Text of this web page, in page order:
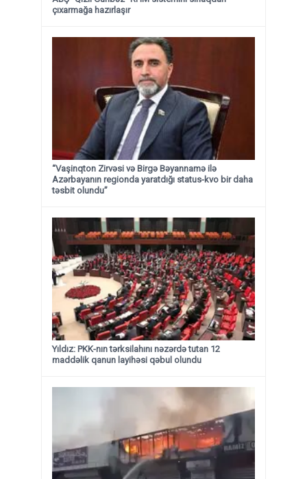
çıxarmağa hazırlaşır
“Vaşinqton Zirvəsi və Birgə Bəyannamə ilə
Azərbayanın regionda yaratdığı status-kvo bir daha
təsbit olundu”
Yıldız: PKK-nın tərksilahını nəzərdə tutan 12
maddəlik qanun layihəsi qəbul olundu ​​​​​​​